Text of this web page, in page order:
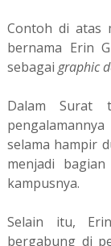
Contoh di atas
bernama Erin
sebagai graphic
Dalam Surat
selama hampir
menjadi
kampusnya.
Selain itu,
bergabung di